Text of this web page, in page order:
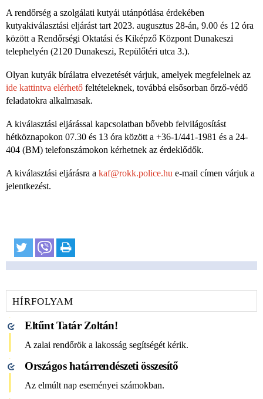
A rendőrség a szolgálati kutyái utánpótlása érdekében
kutyakiválasztási eljárást tart 2023. augusztus 28-án, 9.00 és 12 óra
között a Rendőrségi Oktatási és Kiképző Központ Dunakeszi
telephelyén (2120 Dunakeszi, Repülőtéri utca 3.).
Olyan kutyák bírálatra elvezetését várjuk, amelyek megfelelnek az
ide kattintva elérhető feltételeknek, továbbá elsősorban őrző-védő
feladatokra alkalmasak.
A kiválasztási eljárással kapcsolatban bővebb felvilágosítást
hétköznapokon 07.30 és 13 óra között a +36-1/441-1981 és a 24-
404 (BM) telefonszámokon kérhetnek az érdeklődők.
A kiválasztási eljárásra a kaf@rokk.police.hu e-mail címen várjuk a
jelentkezést.
HÍRFOLYAM
Eltűnt Tatár Zoltán!
A zalai rendőrök a lakosság segítségét kérik.
Országos határrendészeti összesítő
Az elmúlt nap eseményei számokban.